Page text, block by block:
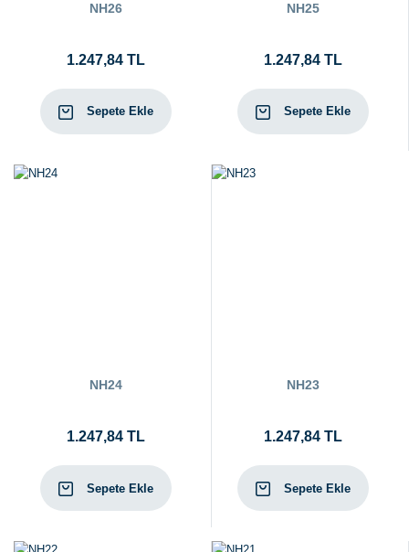
NH26
1.247,84 TL
Sepete Ekle
NH25
1.247,84 TL
Sepete Ekle
NH24
1.247,84 TL
Sepete Ekle
NH23
1.247,84 TL
Sepete Ekle